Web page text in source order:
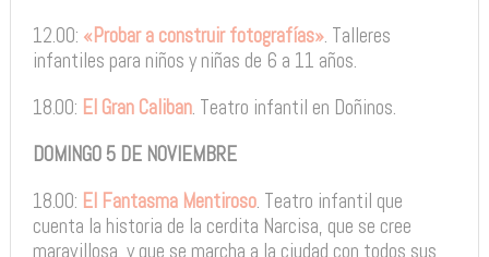
12.00: «Probar a construir fotografías». Talleres
infantiles para niños y niñas de 6 a 11 años.
18.00: El Gran Caliban. Teatro infantil en Doñinos.
DOMINGO 5 DE NOVIEMBRE
18.00: El Fantasma Mentiroso. Teatro infantil que
cuenta la historia de la cerdita Narcisa, que se cree
maravillosa, y que se marcha a la ciudad con todos sus